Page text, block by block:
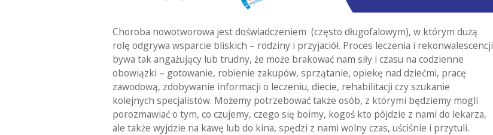
Choroba nowotworowa jest doświadczeniem (często długofalowym), w którym dużą
rolę odgrywa wsparcie bliskich – rodziny i przyjaciół. Proces leczenia i rekonwalescencji
bywa tak angażujący lub trudny, że może brakować nam siły i czasu na codzienne
obowiązki – gotowanie, robienie zakupów, sprzątanie, opiekę nad dziećmi, pracę
zawodową, zdobywanie informacji o leczeniu, diecie, rehabilitacji czy szukanie
kolejnych specjalistów. Możemy potrzebować także osób, z którymi będziemy mogli
porozmawiać o tym, co czujemy, czego się boimy, kogoś kto pójdzie z nami do lekarza,
ale także wyjdzie na kawę lub do kina, spędzi z nami wolny czas, uściśnie i przytuli.